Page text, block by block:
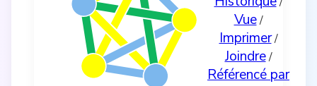
Vue/
Imprimer/
Joindre/
Référencé par